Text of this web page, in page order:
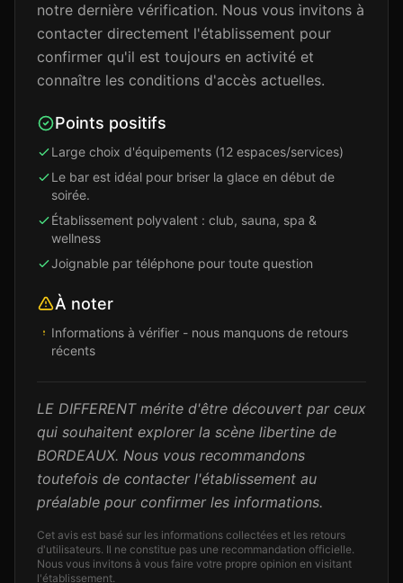
notre dernière vérification. Nous vous invitons à
contacter directement l'établissement pour
confirmer qu'il est toujours en activité et
connaître les conditions d'accès actuelles.
Points positifs
Large choix d'équipements (12 espaces/services)
Le bar est idéal pour briser la glace en début de
soirée.
Établissement polyvalent : club, sauna, spa &
wellness
Joignable par téléphone pour toute question
À noter
Informations à vérifier - nous manquons de retours
récents
LE DIFFERENT mérite d'être découvert par ceux
qui souhaitent explorer la scène libertine de
BORDEAUX. Nous vous recommandons
toutefois de contacter l'établissement au
préalable pour confirmer les informations.
Cet avis est basé sur les informations collectées et les retours
d'utilisateurs. Il ne constitue pas une recommandation officielle.
Nous vous invitons à vous faire votre propre opinion en visitant
l'établissement.